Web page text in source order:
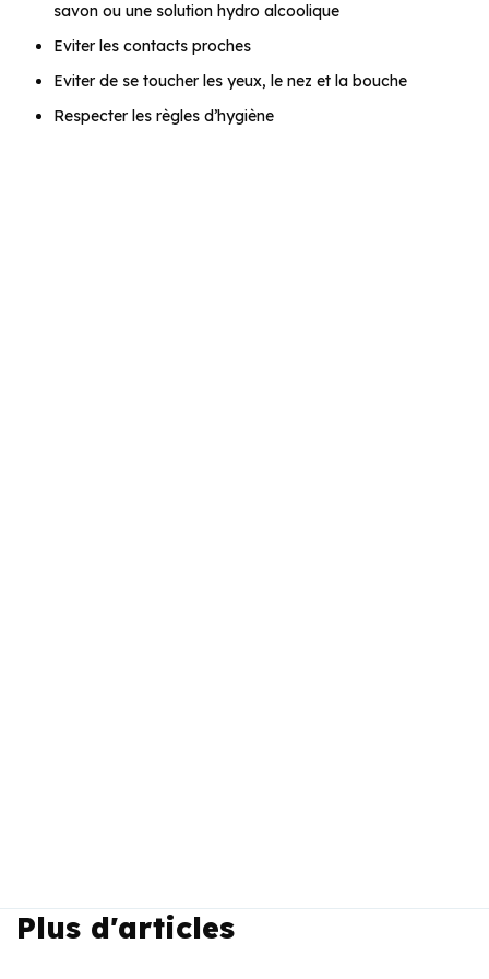
savon ou une solution hydro alcoolique
Eviter les contacts proches
Eviter de se toucher les yeux, le nez et la bouche
Respecter les règles d’hygiène
Plus d'articles